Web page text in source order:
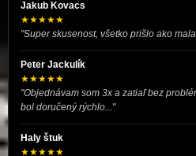
Jakub Kovacs
★★★★★
"Super skusenost, všetko prišlo ako
Peter Jackulík
★★★★★
"Objednávam som 3x a zatiaľ bez
bol doručený rýchlo..."
Haly štuk
★★★★★